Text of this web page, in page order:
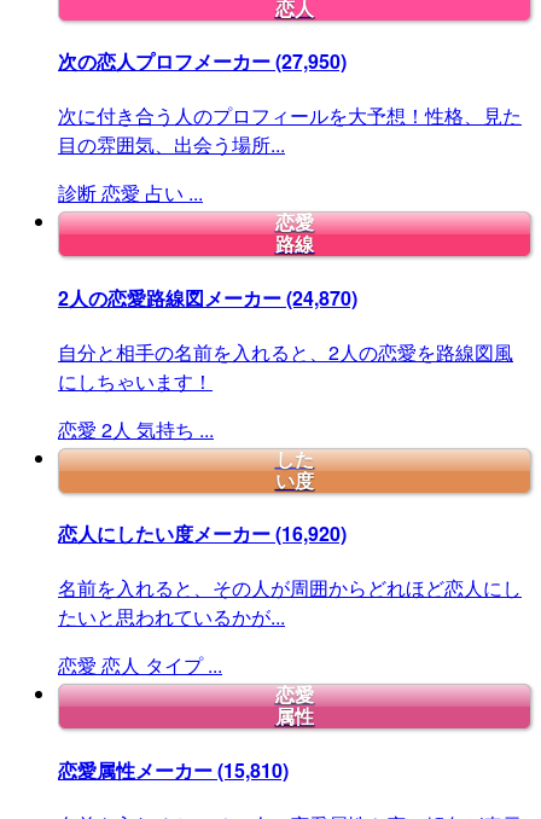
恋人
次の恋人プロフメーカー(27,950)
次に付き合う人のプロフィールを大予想！性格、見た
目の雰囲気、出会う場所...
診断恋愛 占い ...
恋愛
路線
2人の恋愛路線図メーカー(24,870)
自分と相手の名前を入れると、2人の恋愛を路線図風
にしちゃいます！
恋愛 2人 気持ち ...
した
い度
恋人にしたい度メーカー(16,920)
名前を入れると、その人が周囲からどれほど恋人にし
たいと思われているかが...
恋愛 恋人 タイプ ...
恋愛
属性
恋愛属性メーカー(15,810)